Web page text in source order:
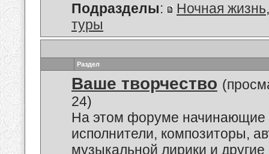
Подразделы: Ночная жизнь
туры
Раздел
Ваше творчество
24)
На этом форуме начинающие
исполнители, композиторы,
музыкальной лирики и другие